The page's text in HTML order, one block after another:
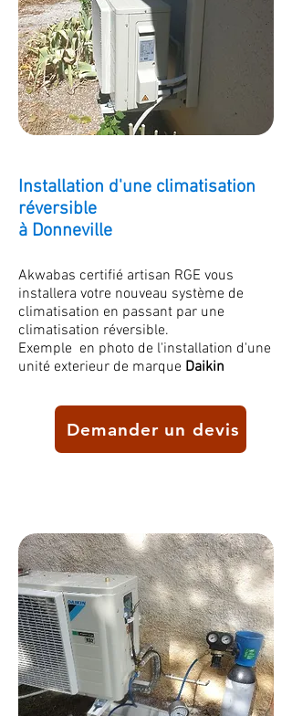
Installation d'une climatisation
réversible
à Donneville
Akwabas certifié artisan RGE vous
installera votre nouveau système de
climatisation en passant par une
climatisation réversible.
Exemple en photo de l'installation d'une
unité exterieur de marque Daikin
Demander un devis